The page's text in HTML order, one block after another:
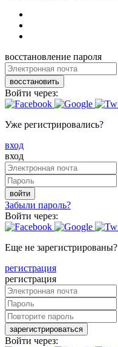
восстановление пароля
восстановить
Войти через:
Уже регистрировались?
вход
вход
войти
Забыли пароль?
Войти через:
Еще не зарегистрированы?
регистрация
регистрация
зарегистрироваться
Войти через: